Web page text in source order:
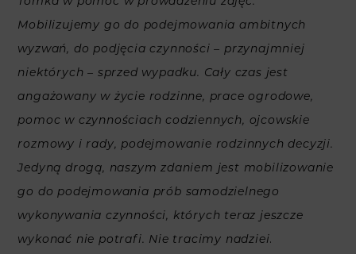
Mobilizujemy go do podejmowania ambitnych
wyzwań, do podjęcia czynności – przynajmniej
niektórych – sprzed wypadku. Cały czas jest
angażowany w życie rodzinne, prace ogrodowe,
pomoc w czynnościach codziennych, ojcowskie
rozmowy i rady, podejmowanie rodzinnych decyzji.
Jedyną drogą, naszym zdaniem jest mobilizowanie
go do podejmowania prób samodzielnego
wykonywania czynności, których teraz jeszcze
wykonać nie potrafi. Nie tracimy nadziei.